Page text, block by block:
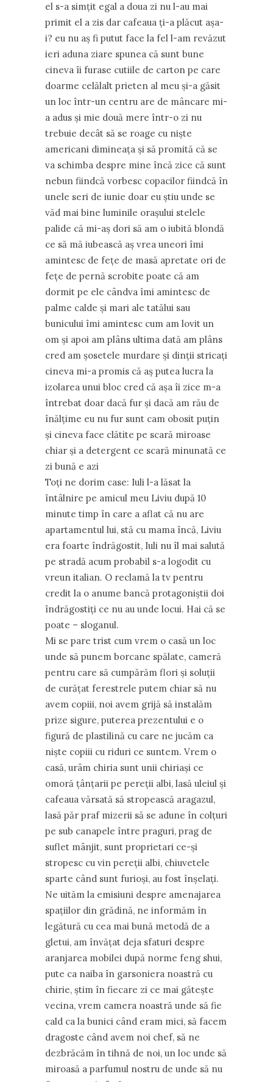
el s-a simţit egal a doua zi nu l-au mai
primit el a zis dar cafeaua ţi-a plăcut aşa-
i? eu nu aş fi putut face la fel l-am revăzut
ieri aduna ziare spunea că sunt bune
cineva îi furase cutiile de carton pe care
doarme celălalt prieten al meu şi-a găsit
un loc într-un centru are de mâncare mi-
a adus şi mie două mere într-o zi nu
trebuie decât să se roage cu nişte
americani dimineaţa şi să promită că se
va schimba despre mine încă zice că sunt
nebun fiindcă vorbesc copacilor fiindcă în
unele seri de iunie doar eu ştiu unde se
văd mai bine luminile oraşului stelele
palide că mi-aş dori să am o iubită blondă
ce să mă iubească aş vrea uneori îmi
amintesc de feţe de masă apretate ori de
feţe de pernă scrobite poate că am
dormit pe ele cândva îmi amintesc de
palme calde şi mari ale tatălui sau
bunicului îmi amintesc cum am lovit un
om şi apoi am plâns ultima dată am plâns
cred am şosetele murdare şi dinţii stricaţi
cineva mi-a promis că aş putea lucra la
izolarea unui bloc cred că aşa îi zice m-a
întrebat doar dacă fur şi dacă am rău de
înălţime eu nu fur sunt cam obosit puţin
şi cineva face clătite pe scară miroase
chiar şi a detergent ce scară minunată ce
zi bună e azi
Toţi ne dorim case: Iuli l-a lăsat la
întâlnire pe amicul meu Liviu după 10
minute timp în care a aflat că nu are
apartamentul lui, stă cu mama încă, Liviu
era foarte îndrăgostit, Iuli nu îl mai salută
pe stradă acum probabil s-a logodit cu
vreun italian. O reclamă la tv pentru
credit la o anume bancă protagoniştii doi
îndrăgostiţi ce nu au unde locui. Hai că se
poate – sloganul.
Mi se pare trist cum vrem o casă un loc
unde să punem borcane spălate, cameră
pentru care să cumpărăm flori şi soluţii
de curăţat ferestrele putem chiar să nu
avem copiii, noi avem grijă să instalăm
prize sigure, puterea prezentului e o
figură de plastilină cu care ne jucăm ca
nişte copiii cu riduri ce suntem. Vrem o
casă, urâm chiria sunt unii chiriaşi ce
omoră ţânţarii pe pereţii albi, lasă uleiul şi
cafeaua vărsată să stropească aragazul,
lasă păr praf mizerii să se adune în colţuri
pe sub canapele între praguri, prag de
suflet mânjit, sunt proprietari ce-şi
stropesc cu vin pereţii albi, chiuvetele
sparte când sunt furioşi, au fost înşelaţi.
Ne uităm la emisiuni despre amenajarea
spaţiilor din grădină, ne informăm în
legătură cu cea mai bună metodă de a
gletui, am învăţat deja sfaturi despre
aranjarea mobilei după norme feng shui,
pute ca naiba în garsoniera noastră cu
chirie, ştim în fiecare zi ce mai găteşte
vecina, vrem camera noastră unde să fie
cald ca la bunici când eram mici, să facem
dragoste când avem noi chef, să ne
dezbrăcăm în tihnă de noi, un loc unde să
miroasă a parfumul nostru de unde să nu